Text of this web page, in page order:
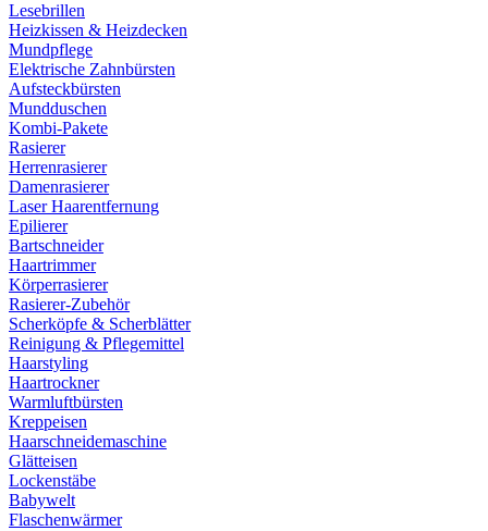
Lesebrillen
Heizkissen & Heizdecken
Mundpflege
Elektrische Zahnbürsten
Aufsteckbürsten
Mundduschen
Kombi-Pakete
Rasierer
Herrenrasierer
Damenrasierer
Laser Haarentfernung
Epilierer
Bartschneider
Haartrimmer
Körperrasierer
Rasierer-Zubehör
Scherköpfe & Scherblätter
Reinigung & Pflegemittel
Haarstyling
Haartrockner
Warmluftbürsten
Kreppeisen
Haarschneidemaschine
Glätteisen
Lockenstäbe
Babywelt
Flaschenwärmer